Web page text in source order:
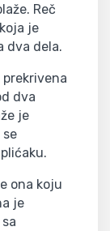
Reč
je
dva dela.
prekrivena
dva
je
se
ona koju
je